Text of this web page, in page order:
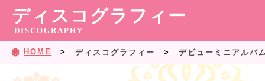
ディスコグラフィー
DISCOGRAPHY
HOME ディスコグラフィー デビューミニアルバ